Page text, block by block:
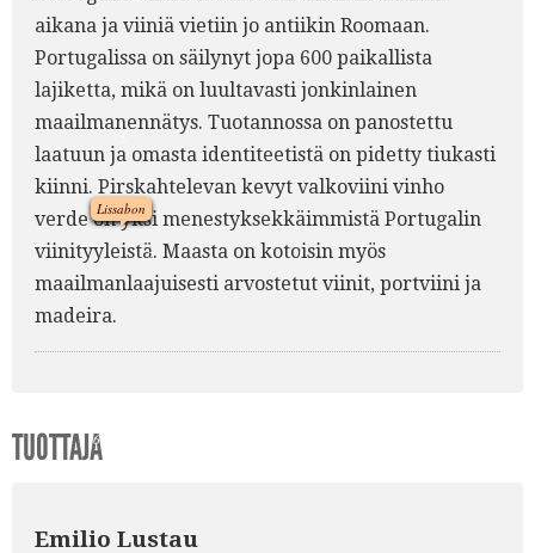
Lissabon
1.
6.
7.
aikana ja viiniä vietiin jo antiikin Roomaan.
Portugalissa on säilynyt jopa 600 paikallista
lajiketta, mikä on luultavasti jonkinlainen
maailmanennätys. Tuotannossa on panostettu
laatuun ja omasta identiteetistä on pidetty tiukasti
kiinni. Pirskahtelevan kevyt valkoviini vinho
verde on yksi menestyksekkäimmistä Portugalin
viinityyleistä. Maasta on kotoisin myös
maailmanlaajuisesti arvostetut viinit, portviini ja
madeira.
TUOTTAJA
Emilio Lustau